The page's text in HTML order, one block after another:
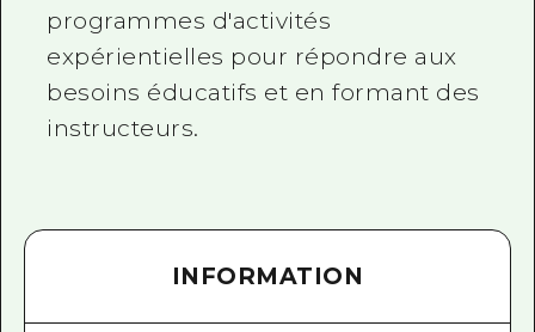
programmes d'activités
expérientielles pour répondre aux
besoins éducatifs et en formant des
instructeurs.
INFORMATION